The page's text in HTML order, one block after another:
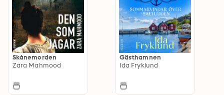
Skånemorden
Zara Mahmood
Gästhamnen
Ida Fryklund